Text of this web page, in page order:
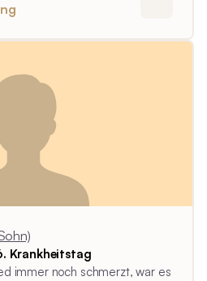
Krankheitstag
immer noch schmerzt, war es